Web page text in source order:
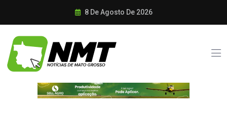
8 De Agosto De 2026